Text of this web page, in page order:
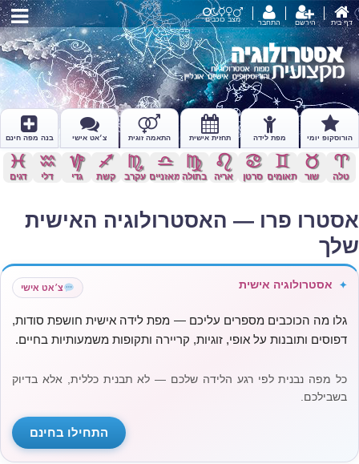
דף בית הירשם התחבר מצב כוכבים
הורוסקופ יומי מפת לידה תחזית אישית התאמה זוגית צ׳אט אישי בנה מפה חינם
a
טלה
s
שור
d
תאומים
f
סרטן
g
אריה
h
בתולה
j
מאזניים
k
עקרב
l
קשת
z
גדי
x
דלי
c
דגים
אסטרו פרו — האסטרולוגיה האישית
שלך
✦ אסטרולוגיה אישית צ׳אט אישי
גלו מה הכוכבים מספרים עליכם — מפת לידה אישית חושפת סודות,
דפוסים ותובנות על אופי, זוגיות, קריירה ותקופות משמעותיות בחיים.
כל מפה נבנית לפי רגע הלידה שלכם — לא תבנית כללית, אלא בדיוק
בשבילכם.
התחילו בחינם